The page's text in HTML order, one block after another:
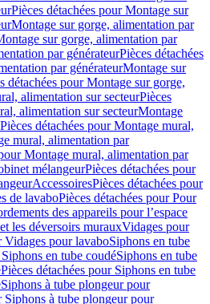
Pièces détachées pour Montage sur
Montage sur gorge, alimentation par
sur gorge, alimentation par
par générateurPièces détachées
par générateurMontage sur
détachées pour Montage sur gorge,
alimentation sur secteurPièces
alimentation sur secteurMontage
Pièces détachées pour Montage mural,
mural, alimentation par
Montage mural, alimentation par
mélangeurPièces détachées pour
AccessoiresPièces détachées pour
de lavaboPièces détachées pour Pour
des appareils pour l’espace
les déversoirs murauxVidages pour
Vidages pour lavaboSiphons en tube
en tube coudéSiphons en tube
Pièces détachées pour Siphons en tube
Siphons à tube plongeur pour
Siphons à tube plongeur pour